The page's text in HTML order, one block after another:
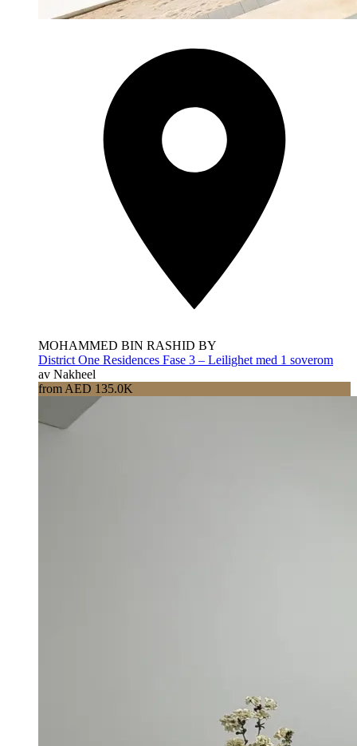
MOHAMMED BIN RASHID BY
District One Residences Fase 3 – Leilighet med 1 soverom
av Nakheel
from AED 135.0K